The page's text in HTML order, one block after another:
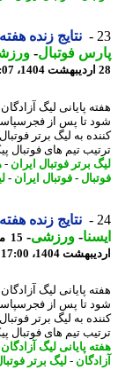
نتایج زنده هفته
فوتبال-ورزشی-
تا پس از فجرسپاسی،
به لیگ برتر فوتبال
تیم های فوتبال
برتر فوتبال ایران -
-فوتبال ایران - لیگ
نتایج زنده هفته
-ورزشی-
1404، 17:00
تا پس از فجرسپاسی،
به لیگ برتر فوتبال
تیم های فوتبال
پایانی لیگ آزادگان-
-لیگ برتر فوتبال